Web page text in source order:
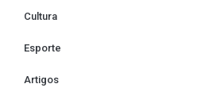
Cultura
Esporte
Artigos